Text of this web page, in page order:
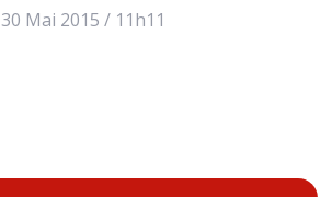
30 Mai 2015 / 11h11